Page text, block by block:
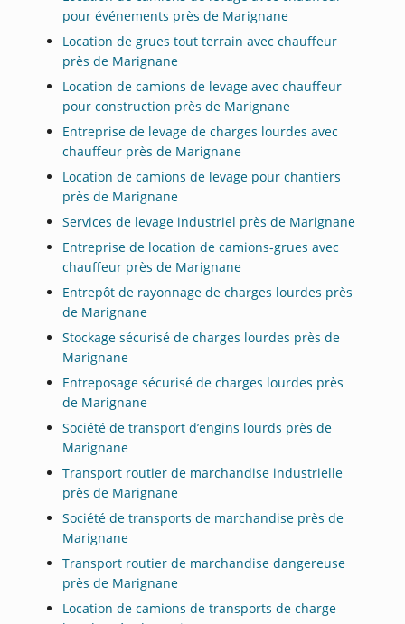
pour événements près de Marignane
Location de grues tout terrain avec chauffeur
près de Marignane
Location de camions de levage avec chauffeur
pour construction près de Marignane
Entreprise de levage de charges lourdes avec
chauffeur près de Marignane
Location de camions de levage pour chantiers
près de Marignane
Services de levage industriel près de Marignane
Entreprise de location de camions-grues avec
chauffeur près de Marignane
Entrepôt de rayonnage de charges lourdes près
de Marignane
Stockage sécurisé de charges lourdes près de
Marignane
Entreposage sécurisé de charges lourdes près
de Marignane
Société de transport d’engins lourds près de
Marignane
Transport routier de marchandise industrielle
près de Marignane
Société de transports de marchandise près de
Marignane
Transport routier de marchandise dangereuse
près de Marignane
Location de camions de transports de charge